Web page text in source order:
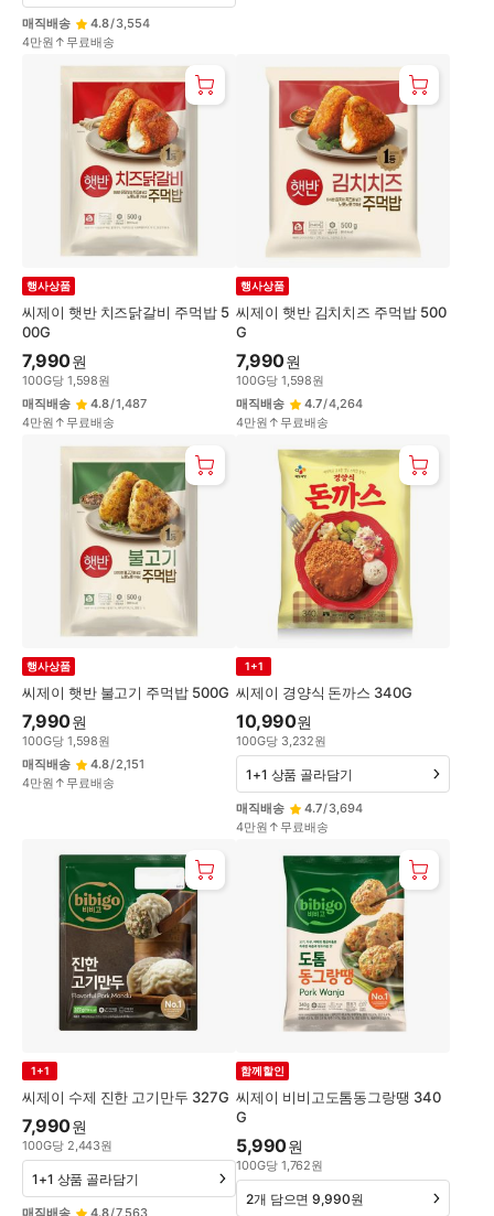
매직배송 4.8/3,554
4만원↑무료배송
씨제이 햇반 치즈닭갈비 주먹밥 5
00G
행사상품
7,990원
100G당 1,598원
매직배송
4.8/1,487
4만원↑무료배송
씨제이 햇반 김치치즈 주먹밥 500
G
행사상품
7,990원
100G당 1,598원
매직배송
4.7/4,264
4만원↑무료배송
씨제이 햇반 불고기 주먹밥 500G
행사상품
7,990원
100G당 1,598원
매직배송
4.8/2,151
4만원↑무료배송
씨제이 경양식 돈까스 340G
1+1
10,990원
100G당 3,232원
매직배송 4.7/3,694
4만원↑무료배송
1+1 상품 골라담기
씨제이 수제 진한 고기만두 327G
1+1
7,990원
100G당 2,443원
매직배송 4.8/7,563
1+1 상품 골라담기
씨제이 비비고도톰동그랑땡 340
G
함께할인
5,990원
100G당 1,762원
2개 담으면 9,990원